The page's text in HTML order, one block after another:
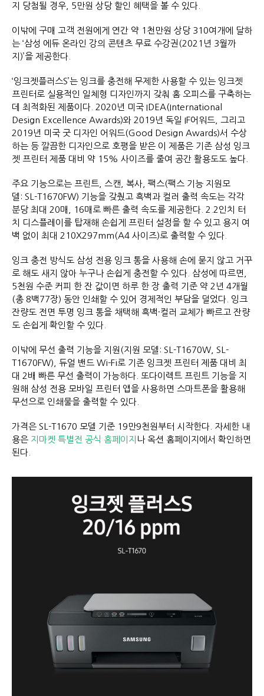
지 당첨될 경우, 5만원 상당 할인 혜택을 볼 수 있다.
이밖에 구매 고객 전원에게 연간 약 1천만원 상당 310여개에 달하
는 ‘삼성 에듀 온라인 강의 콘텐츠 무료 수강권(2021년 3월까
지)’을 제공한다.
‘잉크젯플러스S’는 잉크를 충전해 무제한 사용할 수 있는 잉크젯
프린터로 실용적인 일체형 디자인까지 갖춰 홈 오피스를 구축하는
데 최적화된 제품이다. 2020년 미국 IDEA(International
Design Excellence Awards)와 2019년 독일 IF어워드, 그리고
2019년 미국 굿 디자인 어워드(Good Design Awards)서 수상
하는 등 깔끔한 디자인으로 호평을 받은 이 제품은 기존 삼성 잉크
젯 프린터 제품 대비 약 15% 사이즈를 줄여 공간 활용도도 높다.
주요 기능으로는 프린트, 스캔, 복사, 팩스(팩스 기능 지원모
델: SL-T1670FW) 기능을 갖췄고 흑백과 컬러 출력 속도는 각각
분당 최대 20매, 16매로 빠른 출력 속도를 제공한다. 2.2인치 터
치 디스플레이를 탑재해 손쉽게 프린터 설정을 할 수 있고 용지 여
백 없이 최대 210X297mm(A4 사이즈)로 출력할 수 있다.
잉크 충전 방식도 삼성 전용 잉크 통을 사용해 손에 묻지 않고 거꾸
로 해도 새지 않아 누구나 손쉽게 충전할 수 있다. 삼성에 따르면,
5천원 수준 커피 한 잔 값이면 하루 한 장 출력 기준 약 2년 4개월
(총 8백77장) 동안 인쇄할 수 있어 경제적인 부담을 덜었다. 잉크
잔량도 전면 투명 잉크 통을 채택해 흑백·컬러 교체가 빠르고 잔량
도 손쉽게 확인할 수 있다.
이밖에 무선 출력 기능을 지원(지원 모델: SL-T1670W, SL-
T1670FW), 듀얼 밴드 Wi-Fi로 기존 잉크젯 프린터 제품 대비 최
대 2배 빠른 무선 출력이 가능하다. 또다이렉트 프린트 기능을 지
원해 삼성 전용 모바일 프린터 앱을 사용하면 스마트폰을 활용해
무선으로 인쇄물을 출력할 수 있다.
가격은 SL-T1670 모델 기준 19만9천원부터 시작한다. 자세한 내
용은 지마켓 특별전 공식 홈페이지 나 옥션 홈페이지에서 확인하면
된다.